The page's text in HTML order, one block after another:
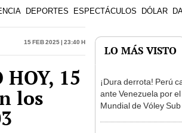
DEPORTES ESPECTÁCULOS DÓLAR
15 Feb 2025 | 23:40 h
15
los
LO MÁS VISTO
¡Dura derrota! Perú
ante Venezuela por el
Mundial de Vóley Sub